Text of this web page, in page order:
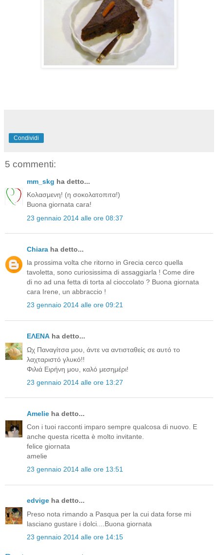
Condividi
5 commenti:
mm_skg ha detto...
Κολασμενη! (η σοκολατοπιτα!)
Buona giornata cara!
23 gennaio 2014 alle ore 08:37
Chiara ha detto...
la prossima volta che ritorno in Grecia cerco quella
tavoletta, sono curiosissima di assaggiarla ! Come dire
di no ad una fetta di torta al cioccolato ? Buona giornata
cara Irene, un abbraccio !
23 gennaio 2014 alle ore 09:21
ΕΛΕΝΑ ha detto...
Ωχ Παναγίτσα μου, άντε να αντισταθείς σε αυτό το
λαχταριστό γλυκό!!
Φιλιά Ειρήνη μου, καλό μεσημέρι!
23 gennaio 2014 alle ore 13:27
Amelie ha detto...
Con i tuoi racconti imparo sempre qualcosa di nuovo. E
anche questa ricetta è molto invitante.
felice giornata
amelie
23 gennaio 2014 alle ore 13:51
edvige ha detto...
Preso nota rimando a Pasqua per la cui data forse mi
lasciano gustare i dolci....Buona giornata
23 gennaio 2014 alle ore 14:15